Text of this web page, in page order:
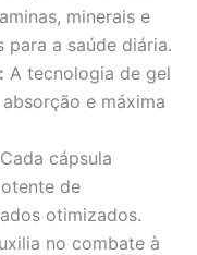
minerais e
para a saúde diária.
A tecnologia de gel
e máxima
Cada cápsula
de
otimizados.
no combate à